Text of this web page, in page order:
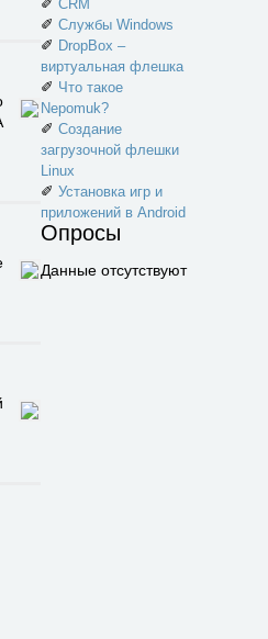
CRM
✐ Службы Windows
✐ DropBox –
виртуальная флешка
✐ Что такое
Nepomuk?
✐ Создание
загрузочной флешки
Linux
✐ Установка игр и
приложений в Android
Опросы
Данные отсутствуют